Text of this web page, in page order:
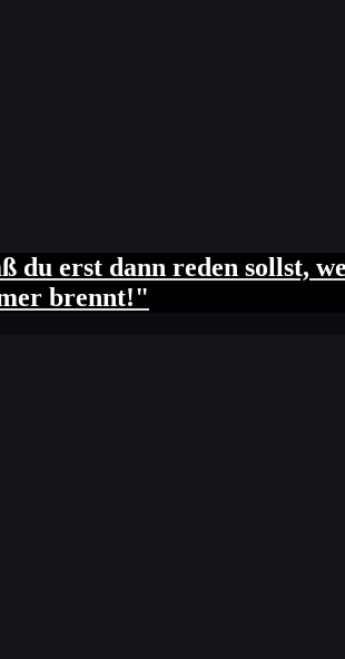
erst dann reden sollst,
brennt!"